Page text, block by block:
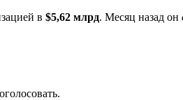
в $5,62 млрд. Месяц назад он